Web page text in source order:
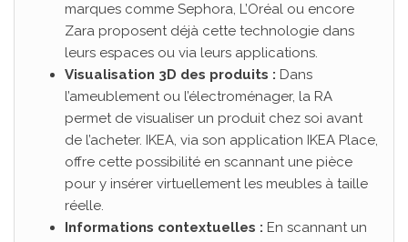
marques comme Sephora, L’Oréal ou encore
Zara proposent déjà cette technologie dans
leurs espaces ou via leurs applications.
Visualisation 3D des produits : Dans
l’ameublement ou l’électroménager, la RA
permet de visualiser un produit chez soi avant
de l’acheter. IKEA, via son application IKEA Place,
offre cette possibilité en scannant une pièce
pour y insérer virtuellement les meubles à taille
réelle.
Informations contextuelles : En scannant un